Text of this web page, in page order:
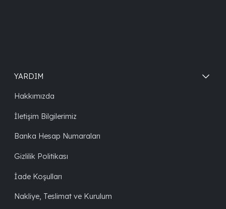
YARDIM
Hakkımızda
İletişim Bilgilerimiz
Banka Hesap Numaraları
Gizlilik Politikası
İade Koşulları
Nakliye, Teslimat ve Kurulum